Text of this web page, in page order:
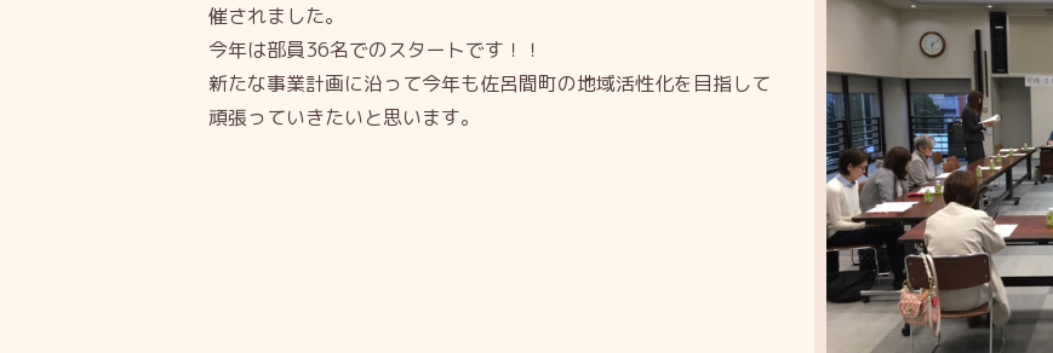
催されました。
今年は部員36名でのスタートです！！
新たな事業計画に沿って今年も佐呂間町の地域活性化を目指して
頑張っていきたいと思います。